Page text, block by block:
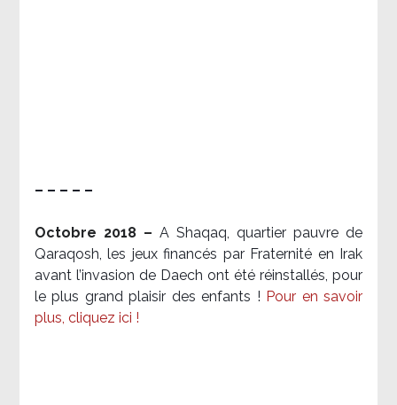
– – – – –
Octobre 2018 – A Shaqaq, quartier pauvre de
Qaraqosh, les jeux financés par Fraternité en Irak​
avant l’invasion de Daech ont été réinstallés, pour
le plus grand plaisir des enfants ! Pour en savoir
plus, cliquez ici !